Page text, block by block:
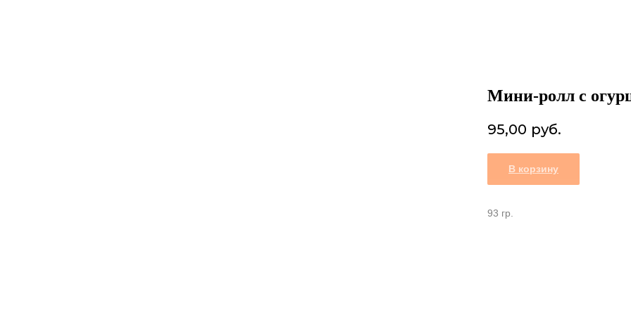
Мини-ролл с
95,00 руб.
В корзину
93 гр.